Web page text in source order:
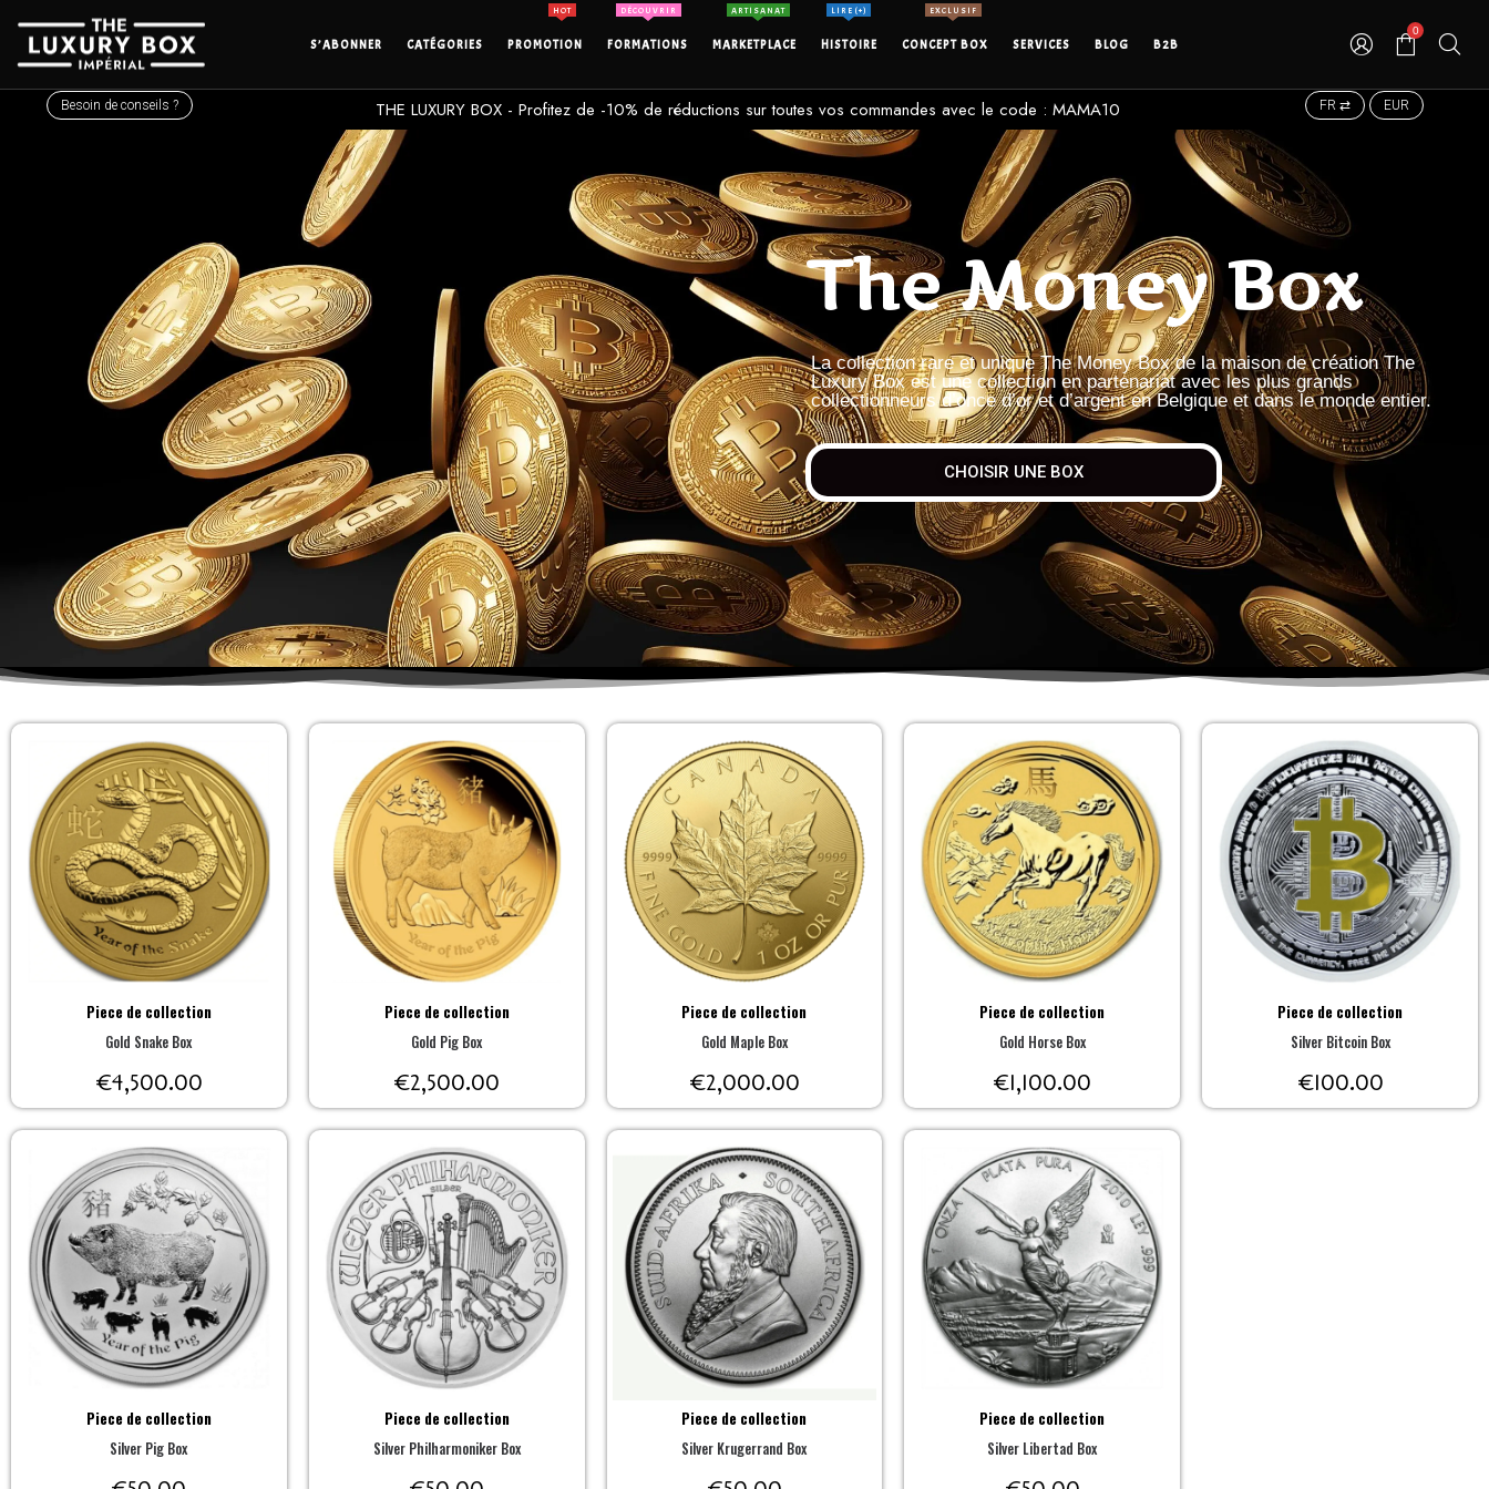
S’ABONNER CATÉGORIES PROMOTION
HOT
FORMATIONS
DÉCOUVRIR
MARKETPLACE
ARTISANAT
HISTOIRE
LIRE (+)
CONCEPT BOX
EXCLUSIF
SERVICES BLOG B2B
0
Besoin de conseils ? THE LUXURY BOX - Profitez de -10% de réductions sur toutes vos commandes avec le code : MAMA10 FR ⇄ EUR
The Money Box
La collection rare et unique The Money Box de la maison de création The
Luxury Box est une collection en partenariat avec les plus grands
collectionneurs d’once d’or et d’argent en Belgique et dans le monde entier.
CHOISIR UNE BOX
Piece de collection
Gold Snake Box
€4,500.00
Piece de collection
Gold Pig Box
€2,500.00
Piece de collection
Gold Maple Box
€2,000.00
Piece de collection
Gold Horse Box
€1,100.00
Piece de collection
Silver Bitcoin Box
€100.00
Piece de collection
Silver Pig Box
Piece de collection
Silver Philharmoniker Box
Piece de collection
Silver Krugerrand Box
Piece de collection
Silver Libertad Box